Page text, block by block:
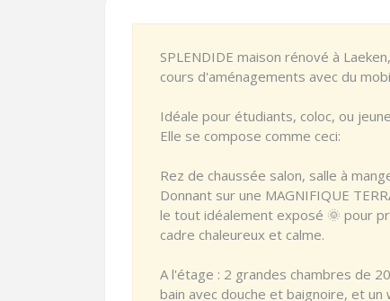
SPLENDIDE maison rénové à
cours d'aménagements avec du
Idéale pour étudiants, coloc, ou
Elle se compose comme ceci:
Rez de chaussée salon, salle à
Donnant sur une MAGNIFIQUE
le tout idéalement exposé 🌞 pour
cadre chaleureux et calme.
A l'étage : 2 grandes chambres de
bain avec douche et baignoire, et un